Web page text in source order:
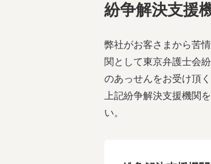
紛争解決支援
弊社がお客さまから苦
関として東京弁護士会
のあっせんをお受け頂
上記紛争解決支援機関
い。